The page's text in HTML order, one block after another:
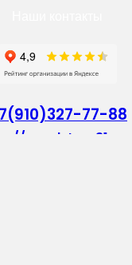
77-88
goodstroy31.com